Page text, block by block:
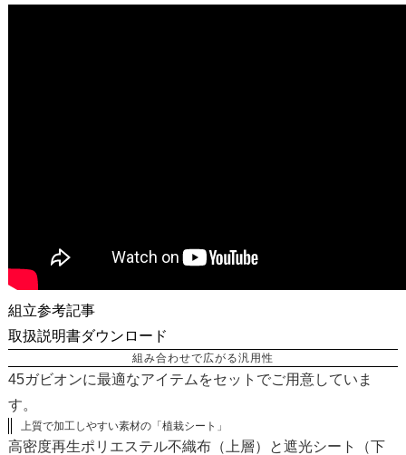
組立参考記事
取扱説明書ダウンロード
組み合わせで広がる汎用性
45ガビオンに最適なアイテムをセットでご用意していま
す。
上質で加工しやすい素材の「植栽シート」
高密度再生ポリエステル不織布（上層）と遮光シート（下